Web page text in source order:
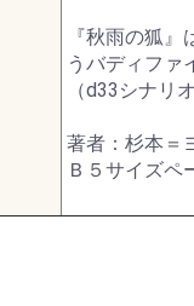
『秋雨の狐
うバディファ
（d33シナリ
著者：杉本
Ｂ５サイズペ